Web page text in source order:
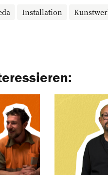
Installation